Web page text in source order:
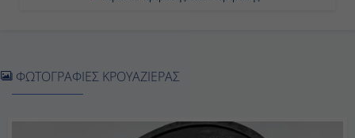
ΦΩΤΟΓΡΑΦΙΕΣ ΚΡΟΥΑΖΙΕΡΑΣ